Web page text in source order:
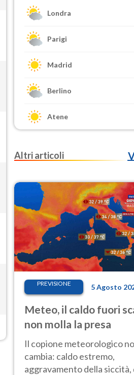
Londra
Parigi
Madrid
Berlino
Atene
Altri articoli
PREVISIONE 5 Agosto
Meteo, il caldo fuori
non molla la presa
Il copione meteorologico
cambia: caldo estremo,
aggravamento della siccità,